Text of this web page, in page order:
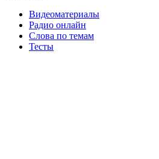
Видеоматериалы
Радио онлайн
Слова по темам
Тесты